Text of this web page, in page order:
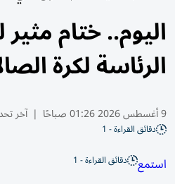
اليوم.. ختام
الرئاسة لكرة
9 أغسطس 2026 01:26 صباحًا | آخر
دقائق القراءة - 1
استمع دقائق القراءة - 1